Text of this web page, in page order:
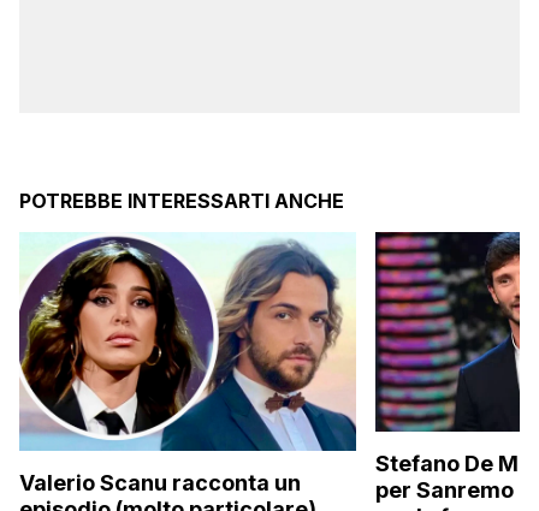
POTREBBE INTERESSARTI ANCHE
Valerio Scanu racconta un
Stefano De
per Sanremo